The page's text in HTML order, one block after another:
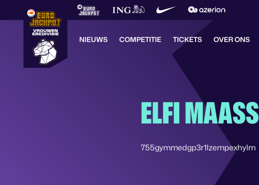
NIEUWS COMPETITIE TICKETS OVER ONS
ELFI MAASS
755gymmedgp3r1lzempexhylm